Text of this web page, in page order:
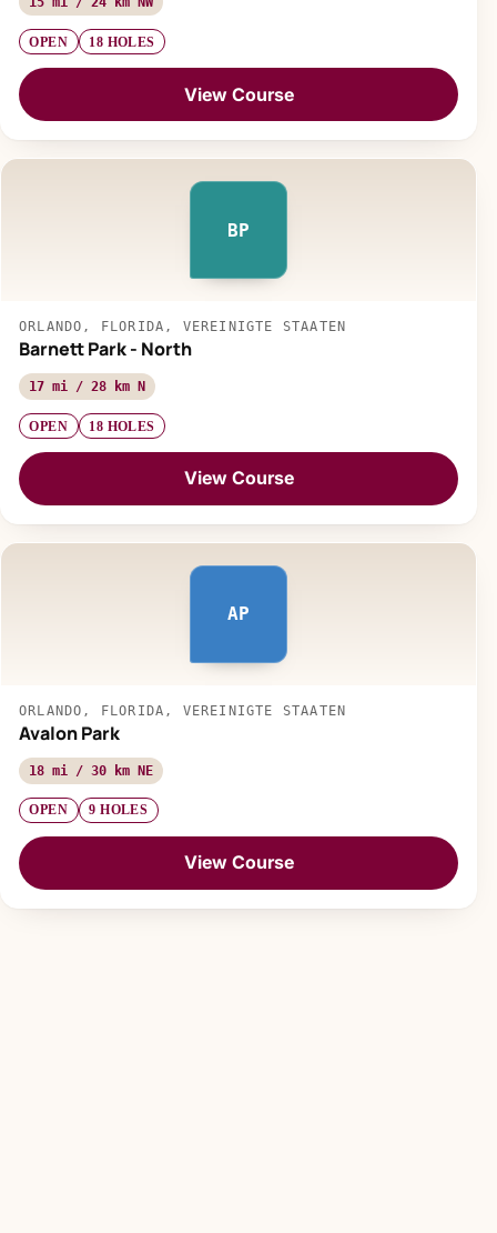
OPEN 18 HOLES
View Course
BP
ORLANDO, FLORIDA, VEREINIGTE STAATEN
Barnett Park - North
17 mi / 28 km N
OPEN 18 HOLES
View Course
AP
ORLANDO, FLORIDA, VEREINIGTE STAATEN
Avalon Park
18 mi / 30 km NE
OPEN 9 HOLES
View Course